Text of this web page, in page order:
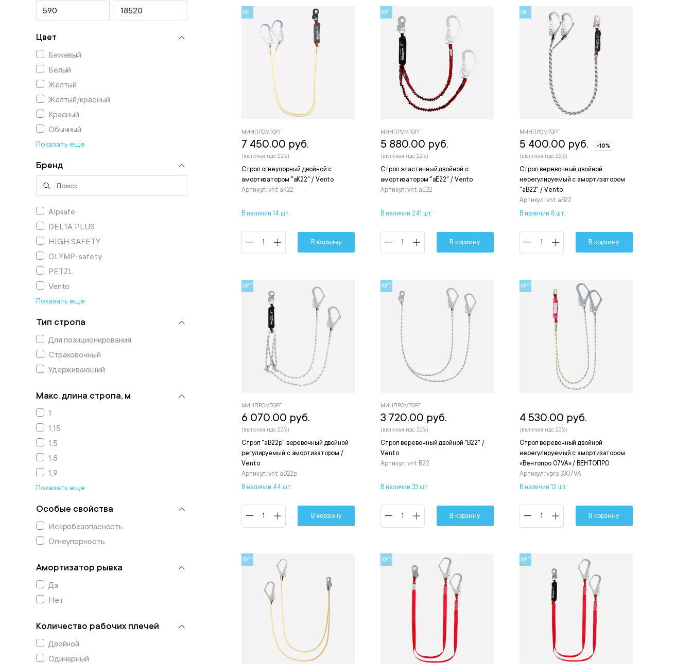
Цвет
Бежевый
Белый
Жёлтый
Желтый/красный
Красный
Обычный
Показать еще
Бренд
Alpsafe
DELTA PLUS
HIGH SAFETY
OLYMP-safety
PETZL
Vento
Показать еще
Тип стропа
Для позиционирования
Страховочный
Удерживающий
Макс. длина стропа, м
1
1,15
1,5
1,8
1,9
Показать еще
Особые свойства
Искробезопасность
Огнеупорность
Амортизатор рывка
Да
Нет
Количество рабочих плечей
Двойной
Одинарный
ХИТ
Строп огнеупорный двойной с
амортизатором "аК22" / Vento
Артикул: vnt aК22
МИНПРОМТОРГ
7 450.00 руб.
(включая ндс 22%)
В наличии 14 шт.
В корзину
ХИТ
Строп эластичный двойной с
амортизатором "аЕ22" / Vento
Артикул: vnt aE22
МИНПРОМТОРГ
5 880.00 руб.
(включая ндс 22%)
В наличии 241 шт.
В корзину
ХИТ
Строп веревочный двойной
нерегулируемый с амортизатором
"аВ22" / Vento
Артикул: vnt aB22
МИНПРОМТОРГ
5 400.00 руб.
-10%
(включая ндс 22%)
В наличии 8 шт.
В корзину
ХИТ
Строп "аВ22р" веревочный двойной
регулируемый с амортизатором /
Vento
Артикул: vnt aB22p
МИНПРОМТОРГ
6 070.00 руб.
(включая ндс 22%)
В наличии 44 шт.
В корзину
ХИТ
Строп веревочный двойной "В22" /
Vento
Артикул: vnt B22
МИНПРОМТОРГ
3 720.00 руб.
(включая ндс 22%)
В наличии 33 шт.
В корзину
ХИТ
Строп веревочный двойной
нерегулируемый с амортизатором
«Вентопро 07VA» / ВЕНТОПРО
Артикул: vpro 3307VA
4 530.00 руб.
(включая ндс 22%)
В наличии 12 шт.
В корзину
ХИТ ХИТ ХИТ